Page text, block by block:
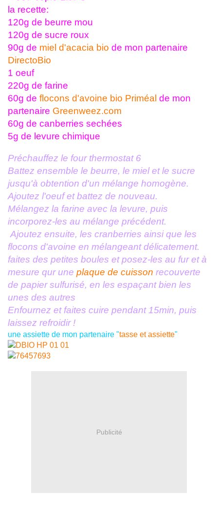
la recette:
120g de beurre mou
120g de sucre roux
90g de miel d'acacia bio de mon partenaire
DirectoBio
1 oeuf
220g de farine
60g de flocons d'avoine bio Priméal de mon
partenaire Greenweez.com
60g de canberries sechées
5g de levure chimique
Préchauffez le four thermostat 6
Battez ensemble le beurre, le miel et le sucre
jusqu'à obtention d'un mélange homogène.
Ajoutez l'oeuf et battez de nouveau.
Mélangez la farine avec la levure, puis
incorporez-les au mélange précédent.
Ajoutez ensuite, les cranberries ainsi que les
flocons d'avoine en mélangeant délicatement.
faites des petites boules et posez-les au fur et à
mesure qur une plaque de cuisson recouverte
de papier sulfurisé, en les espaçant bien les
unes des autres
Enfournez et faites cuire pendant 15min, puis
laissez refroidir !
une assiette de mon partenaire "tasse et assiette"
Publicité